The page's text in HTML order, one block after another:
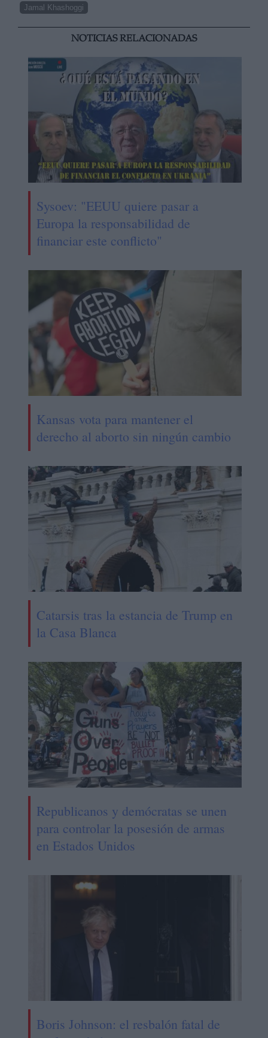
Jamal Khashoggi
NOTICIAS RELACIONADAS
Sysoev: "EEUU quiere pasar a
Europa la responsabilidad de
financiar este conflicto"
Kansas vota para mantener el
derecho al aborto sin ningún cambio
Catarsis tras la estancia de Trump en
la Casa Blanca
Republicanos y demócratas se unen
para controlar la posesión de armas
en Estados Unidos
Boris Johnson: el resbalón fatal de